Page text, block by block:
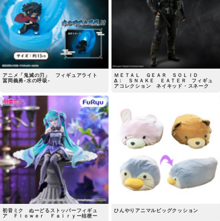
アニメ「鬼滅の刃」 フィギュアライト
冨岡義勇-水の呼吸-
ＭＥＴＡＬ ＧＥＡＲ ＳＯＬＩＤ
Δ： ＳＮＡＫＥ ＥＡＴＥＲ フィギュ
アコレクション ネイキッド・スネーク
初音ミク ぬーどるストッパーフィギュ
ア Ｆｌｏｗｅｒ Ｆａｉｒｙー桔梗ー
ひんやりアニマルビッグクッション